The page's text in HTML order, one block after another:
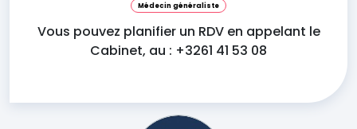
Médecin généraliste
Vous pouvez planifier un RDV en appelant le
Cabinet, au : +3261 41 53 08